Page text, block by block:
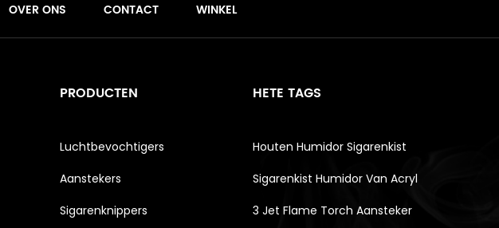
OVER ONS CONTACT WINKEL
PRODUCTEN
Luchtbevochtigers
Aanstekers
Sigarenknippers
HETE TAGS
Houten Humidor Sigarenkist
Sigarenkist Humidor Van Acryl
3 Jet Flame Torch Aansteker